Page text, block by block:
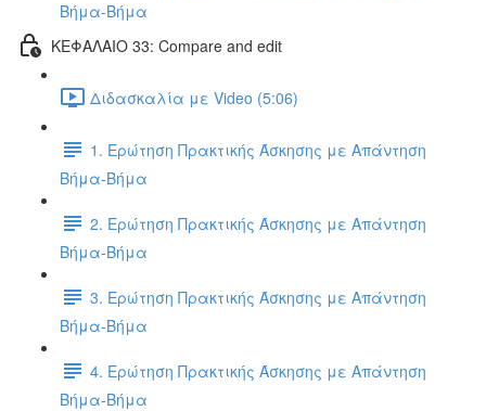
Βήμα-Βήμα
ΚΕΦΑΛΑΙΟ 33: Compare and edit
Διδασκαλία με Video (5:06)
1. Ερώτηση Πρακτικής Άσκησης με Απάντηση
Βήμα-Βήμα
2. Ερώτηση Πρακτικής Άσκησης με Απάντηση
Βήμα-Βήμα
3. Ερώτηση Πρακτικής Άσκησης με Απάντηση
Βήμα-Βήμα
4. Ερώτηση Πρακτικής Άσκησης με Απάντηση
Βήμα-Βήμα